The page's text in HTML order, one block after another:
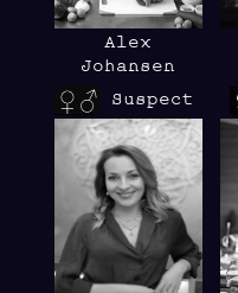
Alex
Johansen
Suspect